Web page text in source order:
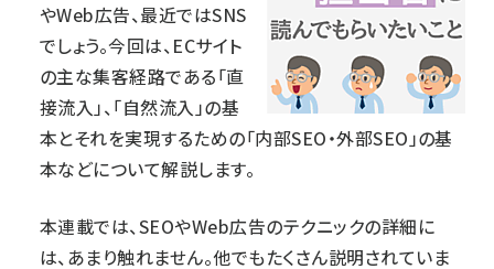
やWeb広告、最近ではSNS
でしょう。今回は、ECサイト
の主な集客経路である「直
接流入」、「自然流入」の基
本とそれを実現するための「内部SEO・外部SEO」の基
本などについて解説します。
本連載では、SEOやWeb広告のテクニックの詳細に
は、あまり触れません。他でもたくさん説明されていま